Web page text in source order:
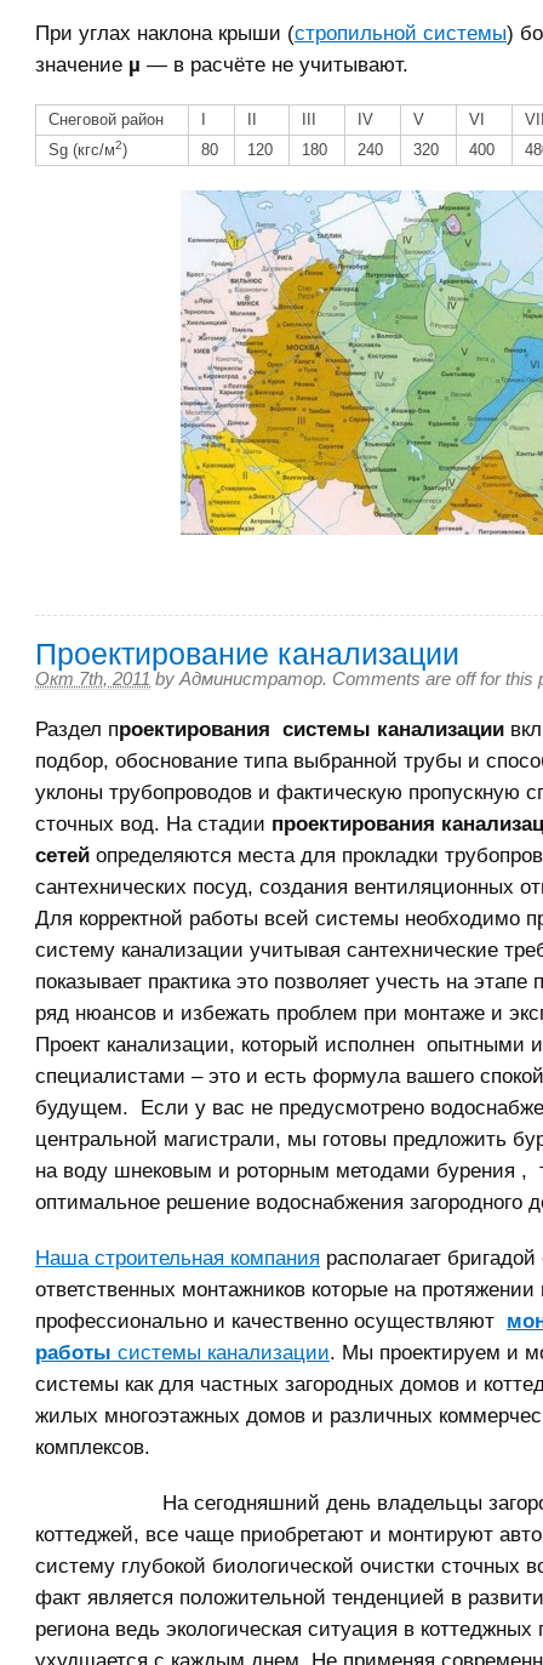
При углах наклона крыши (стропильной системы)
значение µ — в расчёте не учитывают.
Снеговой район IV V VI
Sg (кгс/м2) 80 120 180 240 320 400
Проектирование канализации
Окт 7th, 2011 by Администратор. Comments are off for this
Раздел проектирования системы канализации
подбор, обоснование типа выбранной трубы и
уклоны трубопроводов и фактическую пропускную
сточных вод. На стадии проектирования
сетей определяются места для прокладки
сантехнических посуд, создания вентиляционных
Для корректной работы всей системы необходимо
систему канализации учитывая сантехнические
показывает практика это позволяет учесть на этапе
ряд нюансов и избежать проблем при монтаже и
Проект канализации, который исполнен опытными
специалистами – это и есть формула вашего
будущем. Если у вас не предусмотрено
центральной магистрали, мы готовы предложить
на воду шнековым и роторным методами бурения ,
оптимальное решение водоснабжения загородного
Наша строительная компания располагает
ответственных монтажников которые на протяжении
профессионально и качественно осуществляют
работы системы канализации. Мы проектируем и
системы как для частных загородных домов и
жилых многоэтажных домов и различных
комплексов.
На сегодняшний день владельцы
коттеджей, все чаще приобретают и монтируют
систему глубокой биологической очистки сточных
факт является положительной тенденцией в
региона ведь экологическая ситуация в коттеджных
ухудшается с каждым днем. Не применяя